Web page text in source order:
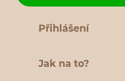
Přihlášení
Jak na to?